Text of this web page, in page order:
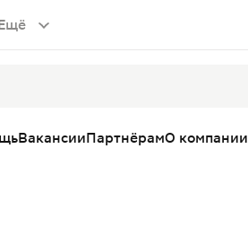
ВакансииПартнёрамО компании